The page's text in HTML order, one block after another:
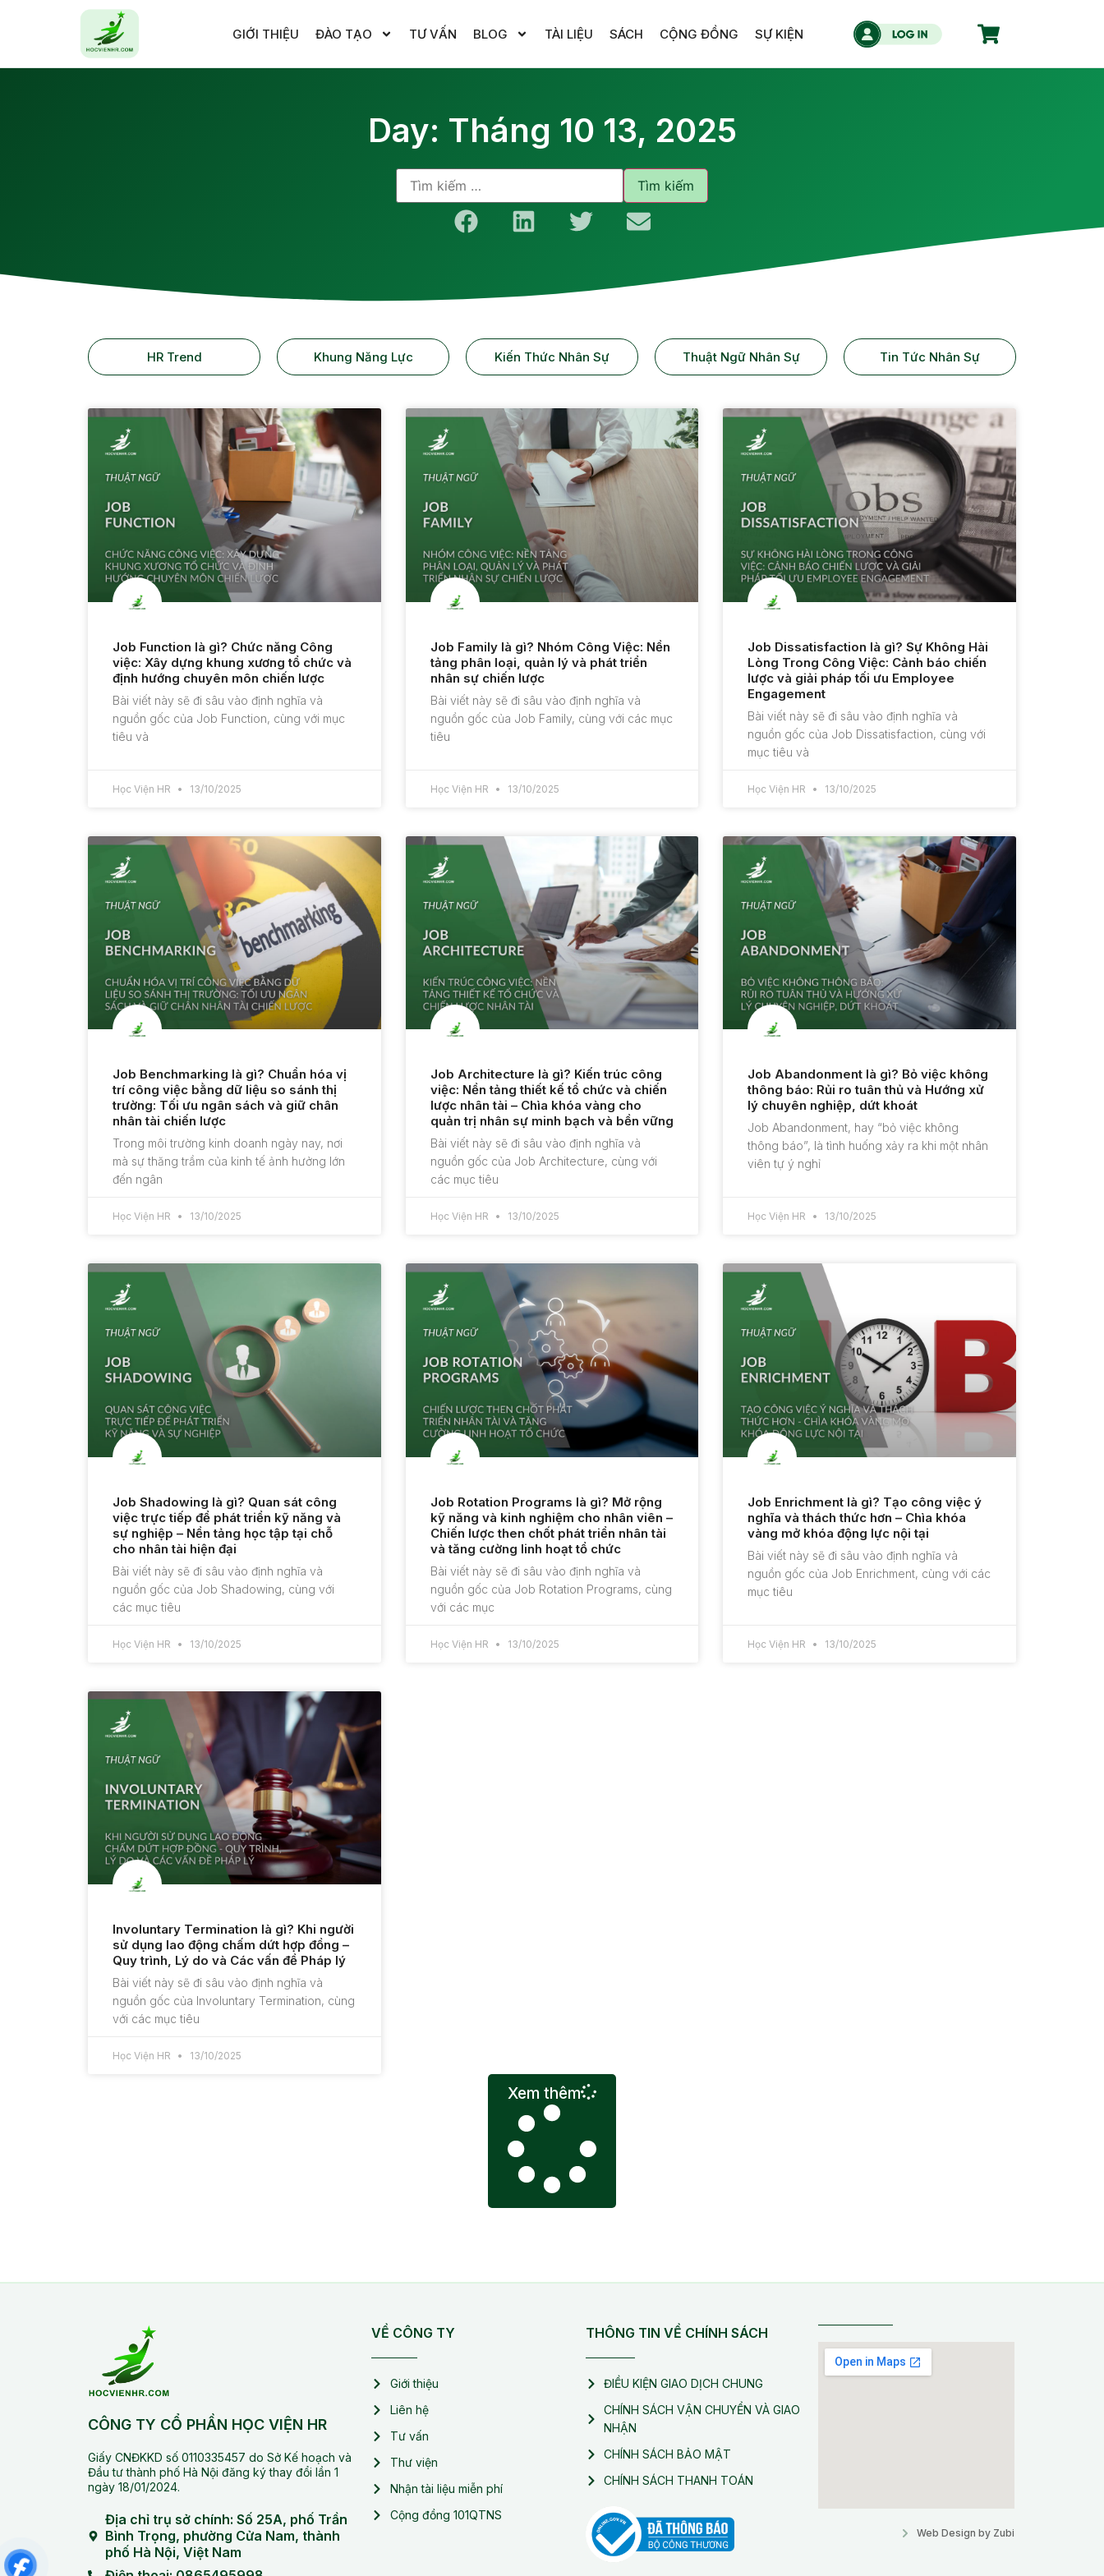
GIỚI THIỆU ĐÀO TẠO TƯ VẤN BLOG TÀI LIỆU SÁCH CỘNG ĐỒNG SỰ KIỆN
Day: Tháng 10 13, 2025
HR Trend Khung Năng Lực Kiến Thức Nhân Sự Thuật Ngữ Nhân Sự Tin Tức Nhân Sự
Job Function là gì? Chức năng Công
việc: Xây dựng khung xương tổ chức và
định hướng chuyên môn chiến lược
Bài viết này sẽ đi sâu vào định nghĩa và
nguồn gốc của Job Function, cùng với mục
tiêu và
Học Viện HR 13/10/2025
Job Family là gì? Nhóm Công Việc: Nền
tảng phân loại, quản lý và phát triển
nhân sự chiến lược
Bài viết này sẽ đi sâu vào định nghĩa và
nguồn gốc của Job Family, cùng với các mục
tiêu
Học Viện HR 13/10/2025
Job Dissatisfaction là gì? Sự Không Hài
Lòng Trong Công Việc: Cảnh báo chiến
lược và giải pháp tối ưu Employee
Engagement
Bài viết này sẽ đi sâu vào định nghĩa và
nguồn gốc của Job Dissatisfaction, cùng với
mục tiêu và
Học Viện HR 13/10/2025
Job Benchmarking là gì? Chuẩn hóa vị
trí công việc bằng dữ liệu so sánh thị
trường: Tối ưu ngân sách và giữ chân
nhân tài chiến lược
Trong môi trường kinh doanh ngày nay, nơi
mà sự thăng trầm của kinh tế ảnh hưởng lớn
đến ngân
Học Viện HR 13/10/2025
Job Architecture là gì? Kiến trúc công
việc: Nền tảng thiết kế tổ chức và chiến
lược nhân tài – Chìa khóa vàng cho
quản trị nhân sự minh bạch và bền vững
Bài viết này sẽ đi sâu vào định nghĩa và
nguồn gốc của Job Architecture, cùng với
các mục tiêu
Học Viện HR 13/10/2025
Job Abandonment là gì? Bỏ việc không
thông báo: Rủi ro tuân thủ và Hướng xử
lý chuyên nghiệp, dứt khoát
Job Abandonment, hay “bỏ việc không
thông báo”, là tình huống xảy ra khi một nhân
viên tự ý nghỉ
Học Viện HR 13/10/2025
Job Shadowing là gì? Quan sát công
việc trực tiếp để phát triển kỹ năng và
sự nghiệp – Nền tảng học tập tại chỗ
cho nhân tài hiện đại
Bài viết này sẽ đi sâu vào định nghĩa và
nguồn gốc của Job Shadowing, cùng với
các mục tiêu
Học Viện HR 13/10/2025
Job Rotation Programs là gì? Mở rộng
kỹ năng và kinh nghiệm cho nhân viên –
Chiến lược then chốt phát triển nhân tài
và tăng cường linh hoạt tổ chức
Bài viết này sẽ đi sâu vào định nghĩa và
nguồn gốc của Job Rotation Programs, cùng
với các mục
Học Viện HR 13/10/2025
Job Enrichment là gì? Tạo công việc ý
nghĩa và thách thức hơn – Chìa khóa
vàng mở khóa động lực nội tại
Bài viết này sẽ đi sâu vào định nghĩa và
nguồn gốc của Job Enrichment, cùng với các
mục tiêu
Học Viện HR 13/10/2025
Involuntary Termination là gì? Khi người
sử dụng lao động chấm dứt hợp đồng –
Quy trình, Lý do và Các vấn đề Pháp lý
Bài viết này sẽ đi sâu vào định nghĩa và
nguồn gốc của Involuntary Termination, cùng
với các mục tiêu
Học Viện HR 13/10/2025
Xem thêm
CÔNG TY CỔ PHẦN HỌC VIỆN HR
Giấy CNĐKKD số 0110335457 do Sở Kế hoạch và
Đầu tư thành phố Hà Nội đăng ký thay đổi lần 1
ngày 18/01/2024.
Địa chỉ trụ sở chính: Số 25A, phố Trần
Bình Trọng, phường Cửa Nam, thành
phố Hà Nội, Việt Nam
VỀ CÔNG TY
Giới thiệu
Liên hệ
Tư vấn
Thư viện
Nhận tài liệu miễn phí
Cộng đồng 101QTNS
THÔNG TIN VỀ CHÍNH SÁCH
ĐIỀU KIỆN GIAO DỊCH CHUNG
CHÍNH SÁCH VẬN CHUYỂN VÀ GIAO
NHẬN
CHÍNH SÁCH BẢO MẬT
CHÍNH SÁCH THANH TOÁN
Web Design by Zubi